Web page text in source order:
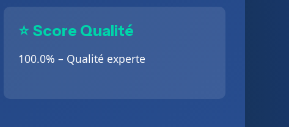
⭐ Score Qualité
100.0% – Qualité experte